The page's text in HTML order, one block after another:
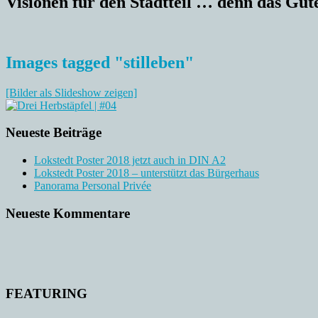
Images tagged "stilleben"
[Bilder als Slideshow zeigen]
Neueste Beiträge
Lokstedt Poster 2018 jetzt auch in DIN A2
Lokstedt Poster 2018 – unterstützt das Bürgerhaus
Panorama Personal Privée
Neueste Kommentare
FEATURING